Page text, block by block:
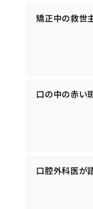
矯正中の救世
口の中の赤い
口腔外科医が